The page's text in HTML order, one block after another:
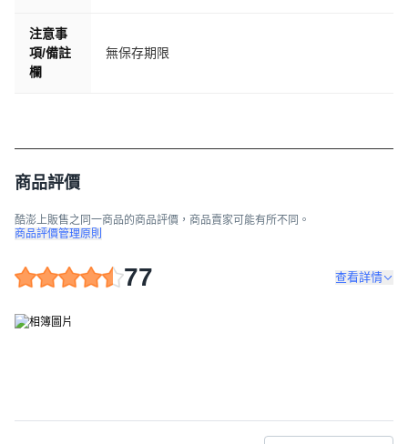
注意事
項/備註
欄
無保存期限
商品評價
酷澎上販售之同一商品的商品評價，商品賣家可能有所不同。
商品評價管理原則
77 查看詳情